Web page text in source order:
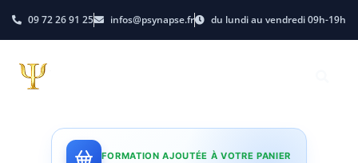
09 72 26 91 25 infos@psynapse.fr du lundi au vendredi 09h-19h
FORMATION AJOUTÉE À VOTRE PANIER